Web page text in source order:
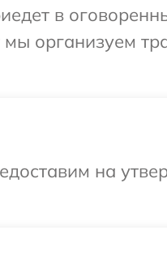
в
организуем
на